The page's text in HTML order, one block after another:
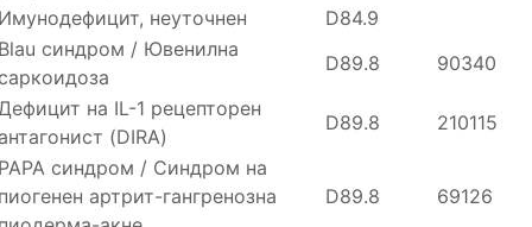
неуточнен
D84.9
синдром / Ювенилна
D89.8
90340
на IL-1 рецепторен
(DIRA)
D89.8
210115
синдром / Синдром на
артрит-гангренозна
D89.8 69126